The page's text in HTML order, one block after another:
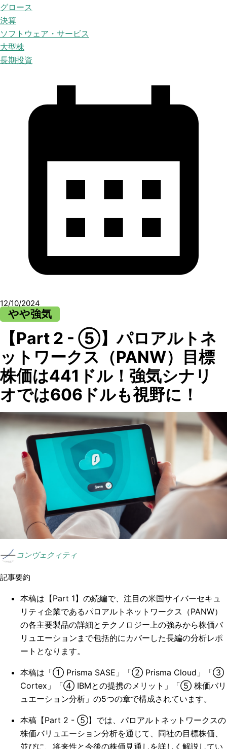
グロース
決算
ソフトウェア・サービス
大型株
長期投資
12/10/2024
やや強気
【Part 2 - ⑤】パロアルトネ
ットワークス（PANW）目標
株価は441ドル！強気シナリ
オでは606ドルも視野に！
コンヴェクィティ
記事要約
本稿は【Part 1】の続編で、注目の米国サイバーセキュ
リティ企業であるパロアルトネットワークス（PANW）
の各主要製品の詳細とテクノロジー上の強みから株価バ
リュエーションまで包括的にカバーした長編の分析レポ
ートとなります。
本稿は「① Prisma SASE」「② Prisma Cloud」「③
Cortex」「④ IBMとの提携のメリット」「⑤ 株価バリ
ュエーション分析」の5つの章で構成されています。
本稿【Part 2 - ⑤】では、パロアルトネットワークスの
株価バリュエーション分析を通じて、同社の目標株価、
並びに、将来性と今後の株価見通しを詳しく解説してい